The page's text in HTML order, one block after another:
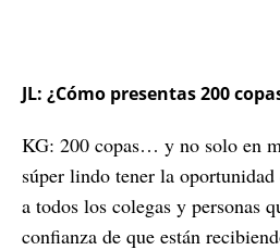
JL: ¿Cómo presentas 200
KG: 200 copas… y no solo en
súper lindo tener la
a todos los colegas y personas
confianza de que están